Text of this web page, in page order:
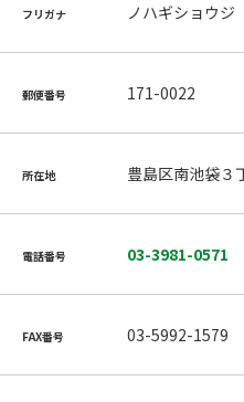
フリガナ ノハギショウジ
郵便番号 171-0022
所在地 豊島区南池袋
電話番号 03-3981-0571
FAX番号 03-5992-1579